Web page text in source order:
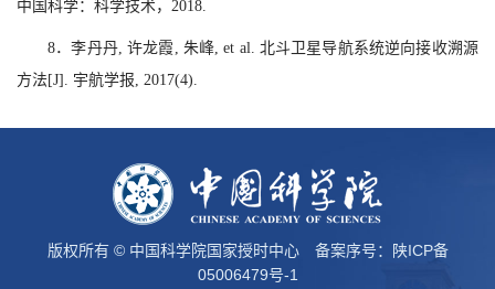
中国科学：科学技术，2018.
8．李丹丹, 许龙霞, 朱峰, et al. 北斗卫星导航系统逆向接收溯源
方法[J]. 宇航学报, 2017(4).
版权所有 © 中国科学院国家授时中心 备案序号：
陕ICP备
05006479号-1